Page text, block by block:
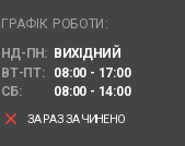
ГРАФІК РОБОТИ:
НД-ПН: ВИХІДНИЙ
ВТ-ПТ:
08:00 - 17:00
СБ:
08:00 - 14:00
clear ЗАРАЗ ЗАЧИНЕНО